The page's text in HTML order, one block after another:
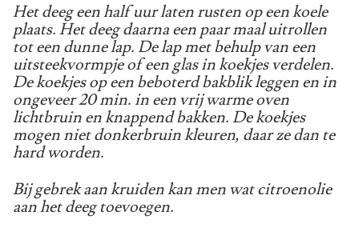
Het deeg een half uur laten rusten op een koele
plaats. Het deeg daarna een paar maal uitrollen
tot een dunne lap. De lap met behulp van een
uitsteekvormpje of een glas in koekjes verdelen.
De koekjes op een beboterd bakblik leggen en in
ongeveer 20 min. in een vrij warme oven
lichtbruin en knappend bakken. De koekjes
mogen niet donkerbruin kleuren, daar ze dan te
hard worden.
Bij gebrek aan kruiden kan men wat citroenolie
aan het deeg toevoegen.